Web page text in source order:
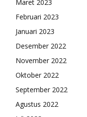
Maret 2023
Februari 2023
Januari 2023
Desember 2022
November 2022
Oktober 2022
September 2022
Agustus 2022